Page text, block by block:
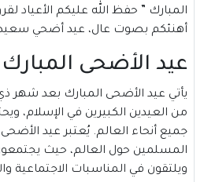
المبارك ” حفظ الله عليكم الأعياد
أهنئكم بصوت عال، عيد أضحي سعيد
عيد الأضحى المبارك
يأتي عيد الأضحى المبارك بعد شهر
من العيدين الكبيرين في الإسلام،
جميع أنحاء العالم. يُعتبر عيد
المسلمين حول العالم، حيث
ويلتقون في المناسبات الاجتماعية